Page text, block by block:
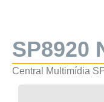
SP8920
Central Multimídia